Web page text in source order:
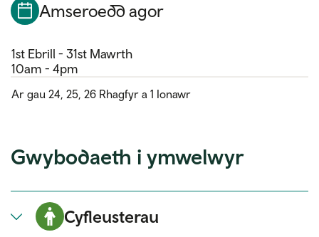
Amseroedd agor
1st Ebrill - 31st Mawrth
10am - 4pm
Ar gau 24, 25, 26 Rhagfyr a 1 Ionawr
Gwybodaeth i ymwelwyr
Cyfleusterau